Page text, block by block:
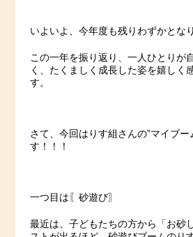
いよいよ、今年度も残りわずかとな
この一年を振り返り、一人ひとりが
く、たくましく成長した姿を嬉しく
す。
さて、今回はりす組さんの”マイブー
す！！！
一つ目は〖砂遊び〗
最近は、子どもたちの方から「お砂